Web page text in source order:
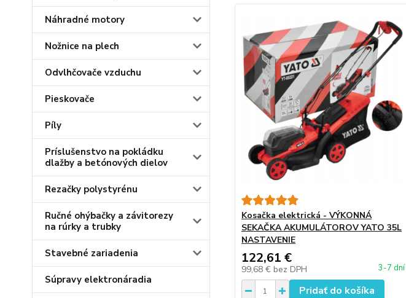
Náhradné motory
Nožnice na plech
Odvlhčovače vzduchu
Pieskovače
Píly
Príslušenstvo na pokládku
dlažby a betónových dielov
Rezačky polystyrénu
Ručné ohýbačky a závitorezy
na rúrky a trubky
Stavebné zariadenia
Súpravy elektronáradia
Kosačka elektrická - VÝKONNÁ
SEKAČKA AKUMULÁTOROV YATO 35L
NASTAVENIE
122,61 €
99,68 € bez DPH 3-7 dní
Pridať do košíka